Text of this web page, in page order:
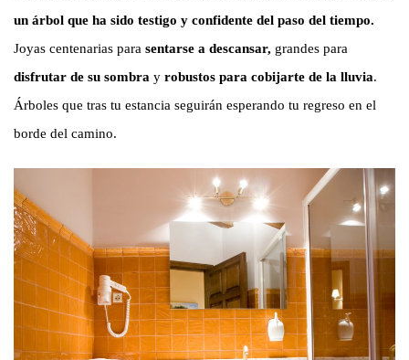
un árbol que ha sido testigo y confidente del paso del tiempo.
Joyas centenarias para sentarse a descansar, grandes para
disfrutar de su sombra y robustos para cobijarte de la lluvia.
Árboles que tras tu estancia seguirán esperando tu regreso en el
borde del camino.